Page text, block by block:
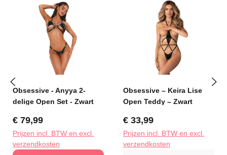
Obsessive - Anyya 2-
delige Open Set - Zwart
Normale prijs:
€ 79,99
Prijzen incl. BTW en excl.
verzendkosten
Obsessive – Keira Lise
Open Teddy – Zwart
Normale prijs:
€ 33,99
Prijzen incl. BTW en excl.
verzendkosten